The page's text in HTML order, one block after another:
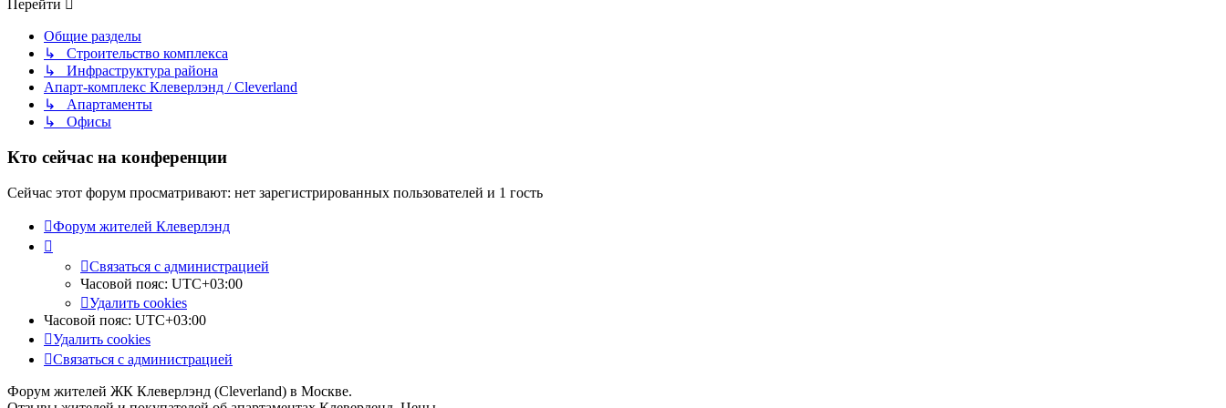
Перейти
Общие разделы
↳ Строительство комплекса
↳ Инфраструктура района
Апарт-комплекс Клеверлэнд / Cleverland
↳ Апартаменты
↳ Офисы
Кто сейчас на конференции
Сейчас этот форум просматривают: нет зарегистрированных пользователей и 1 гость
Форум жителей Клеверлэнд
Связаться с администрацией
Часовой пояс: UTC+03:00
Удалить cookies
Часовой пояс: UTC+03:00
Удалить cookies
Связаться с администрацией
Форум жителей ЖК Клеверлэнд (Cleverland) в Москве.